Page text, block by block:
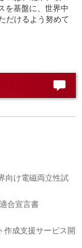
を基盤に、世界中
だけるよう努めて
向け電磁両立性試
合宣言書
作成支援サービス開